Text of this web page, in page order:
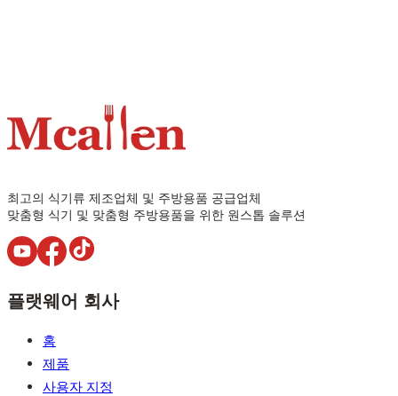
최고의 식기류 제조업체 및 주방용품 공급업체
맞춤형 식기 및 맞춤형 주방용품을 위한 원스톱 솔루션
플랫웨어 회사
홈
제품
사용자 지정